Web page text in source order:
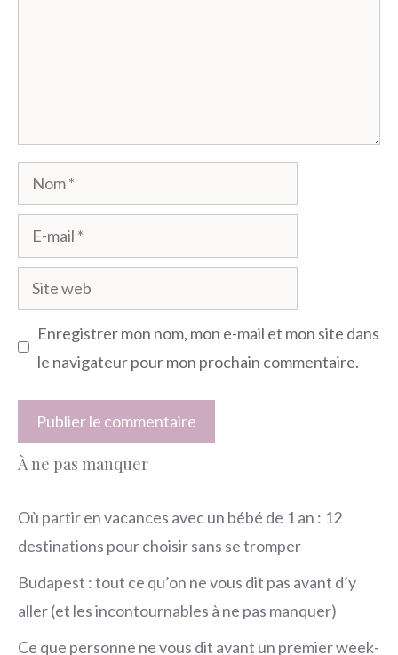
Nom
mail
Site
web
Enregistrer mon nom, mon e-mail et mon site dans
le navigateur pour mon prochain commentaire.
À ne pas manquer
Où partir en vacances avec un bébé de 1 an : 12
destinations pour choisir sans se tromper
Budapest : tout ce qu’on ne vous dit pas avant d’y
aller (et les incontournables à ne pas manquer)
Ce que personne ne vous dit avant un premier week-